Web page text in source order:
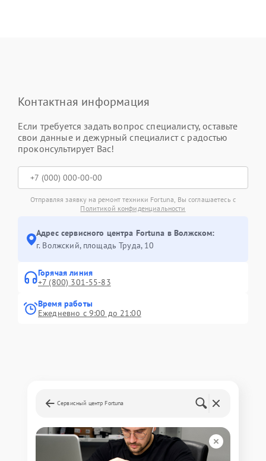
Контактная информация
Если требуется задать вопрос специалисту, оставьте
свои данные и дежурный специалист с радостью
проконсультирует Вас!
Отправляя заявку на ремонт техники Fortuna, Вы соглашаетесь с
Политикой конфиденциальности
Адрес сервисного центра Fortuna в Волжском:
г. Волжский, площадь Труда, 10
Горячая линия
+7 (800) 301-55-83
Время работы
Ежедневно с 9:00 до 21:00
Сервисный центр Fortuna